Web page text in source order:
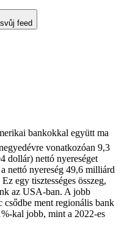
feed
bankokkal együtt ma
vonatkozóan 9,3
dollár) nettó nyereséget
nettó nyereség 49,6 milliárd
egy tisztességes összeg,
az USA-ban. A jobb
csődbe ment regionális bank
kal jobb, mint a 2022-es